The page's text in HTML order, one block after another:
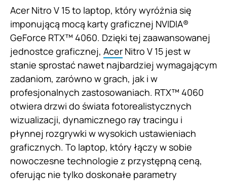
Acer Nitro V 15 to laptop, który wyróżnia się
imponującą mocą karty graficznej NVIDIA®
GeForce RTX™ 4060. Dzięki tej zaawansowanej
jednostce graficznej, Acer Nitro V 15 jest w
stanie sprostać nawet najbardziej wymagającym
zadaniom, zarówno w grach, jak i w
profesjonalnych zastosowaniach. RTX™ 4060
otwiera drzwi do świata fotorealistycznych
wizualizacji, dynamicznego ray tracingu i
płynnej rozgrywki w wysokich ustawieniach
graficznych. To laptop, który łączy w sobie
nowoczesne technologie z przystępną ceną,
oferując nie tylko doskonałe parametry